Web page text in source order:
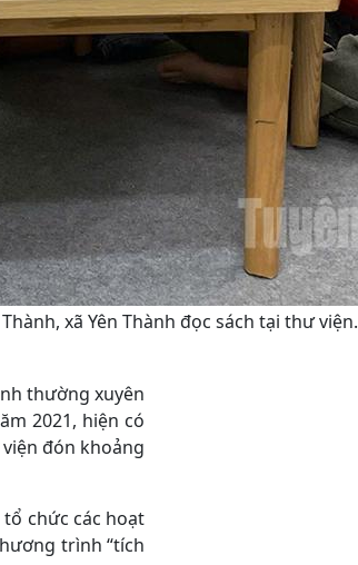
xã Yên Thành đọc sách tại thư viện.
thường xuyên
2021, hiện có
đón khoảng
chức các hoạt
trình “tích